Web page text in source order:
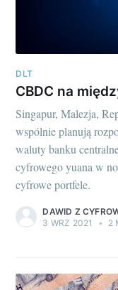
DLT
CBDC na
Singapur, Malezja,
wspólnie planują
waluty banku
cyfrowego yuana w
cyfrowe portfele.
DAWID Z
3 WRZ 2021
• 2